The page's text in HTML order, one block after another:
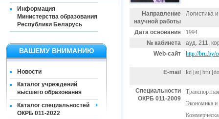
Информация
Министерства образования
Республики Беларусь
ВАШЕМУ ВНИМАНИЮ
Новости
Каталог учреждений
высшего образования
Каталог специальностей
ОКРБ 011-2022
Направление
научной работы
Логистика
Дата основания
1994
№ кабинета
ауд. 211,
Web-сайт
http://bru.by/
E-mail kd [at] bru
Специальности
ОКРБ 011-2009
Экономика и